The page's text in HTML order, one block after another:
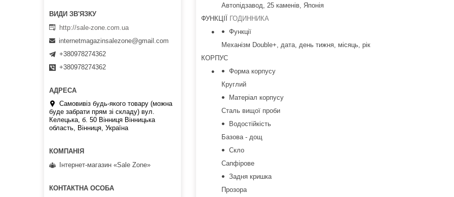
Автопідзавод, 25 каменів, Японія
ФУНКЦІЇ ГОДИННИКА
Функції
Механізм Double+, дата, день тижня, місяць, рік
КОРПУС
Форма корпусу
Круглий
Матеріал корпусу
Сталь вищої проби
Водостійкість
Базова - дощ
Скло
Сапфірове
Задня кришка
Прозора
http://sale-zone.com.ua
internetmagazinsalezone@gmail.com
+380978274362
+380978274362
Самовивіз будь-якого товару (можна
буде забрати прям зі складу) вул.
Келецька, б. 50 Вінниця Вінницька
область, Вінниця, Україна
Інтернет-магазин «Sale Zone»